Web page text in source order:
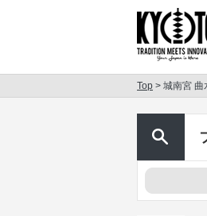
Top > 城南宮 曲